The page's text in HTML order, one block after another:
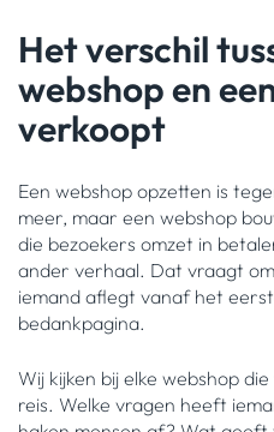
Het verschil
webshop en
verkoopt
Een webshop opzetten is
meer, maar een webshop
die bezoekers omzet in
ander verhaal. Dat vraagt
iemand aflegt vanaf het
bedankpagina.
Wij kijken bij elke webshop
reis. Welke vragen heeft